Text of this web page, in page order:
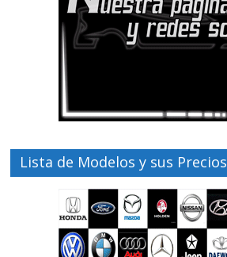
Lista de Modelos y sus Precios